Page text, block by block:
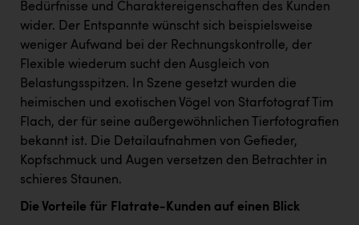
Wir besiegen Krebs
Wirtschaftskammer OÖ
ZGONC
ZULuft - Zukunft Luft Austria
z.l.ö.
Österreichisches Hebammengremium
Bedürfnisse und Charaktereigenschaften des Kunden
wider. Der Entspannte wünscht sich beispielsweise
weniger Aufwand bei der Rechnungskontrolle, der
Flexible wiederum sucht den Ausgleich von
Belastungsspitzen. In Szene gesetzt wurden die
heimischen und exotischen Vögel von Starfotograf Tim
Flach, der für seine außergewöhnlichen Tierfotografien
bekannt ist. Die Detailaufnahmen von Gefieder,
Kopfschmuck und Augen versetzen den Betrachter in
schieres Staunen.
Die Vorteile für Flatrate-Kunden auf einen Blick